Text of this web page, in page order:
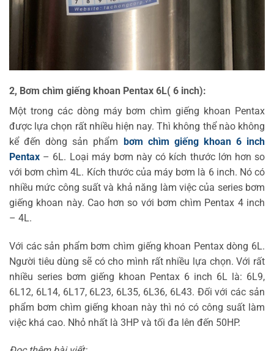
2, Bơm chìm giếng khoan Pentax 6L( 6 inch):
Một trong các dòng máy bơm chìm giếng khoan Pentax
được lựa chọn rất nhiều hiện nay. Thì không thể nào không
kể đến dòng sản phẩm bơm chìm giếng khoan 6 inch
Pentax – 6L. Loại máy bơm này có kích thước lớn hơn so
với bơm chìm 4L. Kích thước của máy bơm là 6 inch. Nó có
nhiều mức công suất và khả năng làm việc của series bơm
giếng khoan này. Cao hơn so với bơm chìm Pentax 4 inch
– 4L.
Với các sản phẩm bơm chìm giếng khoan Pentax dòng 6L.
Người tiêu dùng sẽ có cho mình rất nhiều lựa chọn. Với rất
nhiều series bơm giếng khoan Pentax 6 inch 6L là: 6L9,
6L12, 6L14, 6L17, 6L23, 6L35, 6L36, 6L43. Đối với các sản
phẩm bơm chìm giếng khoan này thì nó có công suất làm
việc khá cao. Nhỏ nhất là 3HP và tối đa lên đến 50HP.